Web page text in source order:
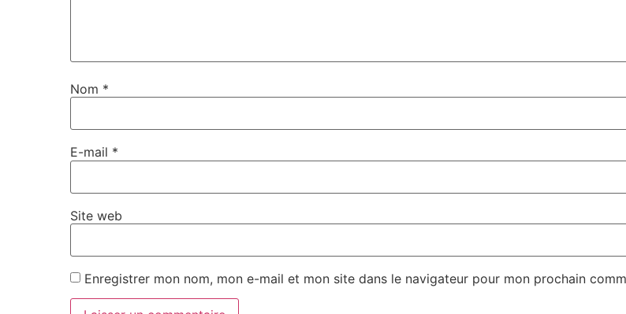
Nom *
E-mail *
Site web
Enregistrer mon nom, mon e-mail et mon site dans le navigateur pour mon prochain